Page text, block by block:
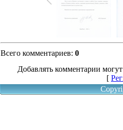
Всего комментариев: 0
Добавлять комментарии
[